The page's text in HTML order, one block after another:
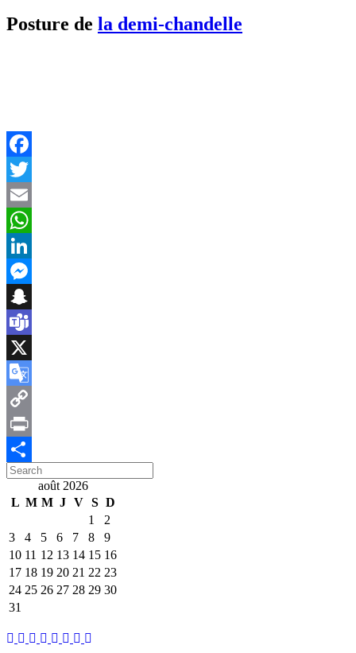
Posture de la demi-chandelle
Facebook
Twitter
Email
WhatsApp
LinkedIn
Messenger
Snapchat
Teams
X
Google
Translate
Copy
Link
Print
Partager
Search
for:
août 2026
L M M J V S D
1
2
3
4 5 6 7 8
9
10 11 12 13 14 15 16
17 18 19 20 21 22 23
24 25 26 27 28 29 30
31